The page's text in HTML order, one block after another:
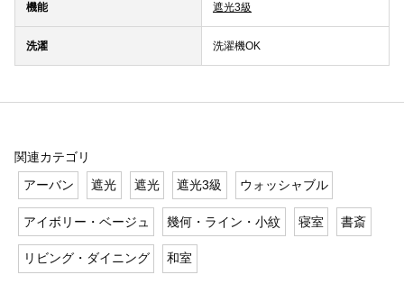
機能 遮光3級
洗濯 洗濯機OK
関連カテゴリ
アーバン
遮光 遮光 遮光3級 ウォッシャブル
アイボリー・ベージュ 幾何・ライン・小紋 寝室 書斎
リビング・ダイニング 和室